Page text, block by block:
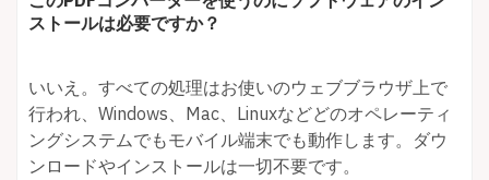
ストールは必要ですか？
いいえ。すべての処理はお使いのウェブブラウザ上で
行われ、Windows、Mac、Linuxなどどのオペレーティ
ングシステムでもモバイル端末でも動作します。ダウ
ンロードやインストールは一切不要です。